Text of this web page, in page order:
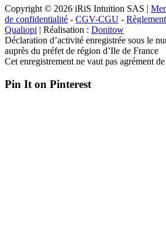
Copyright © 2026 iRiS Intuition SAS |
de confidentialité - CGV-CGU -
Qualiopi | Réalisation : Donitow
Déclaration d’activité enregistrée sous le
auprès du préfet de région d’Ile de France
Cet enregistrement ne vaut pas agrément
Pin It on Pinterest